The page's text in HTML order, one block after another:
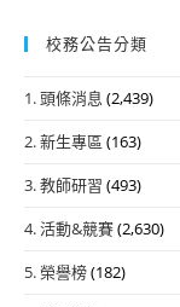
校務公告分類
1. 頭條消息 (2,439)
2. 新生專區 (163)
3. 教師研習 (493)
4. 活動&競賽(2,630)
5. 榮譽榜(182)